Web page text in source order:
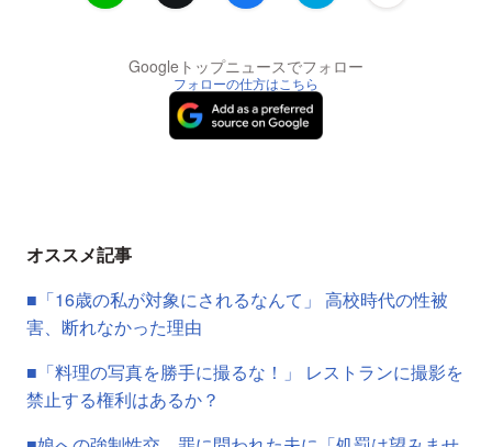
Googleトップニュースでフォロー
フォローの仕方はこちら
オススメ記事
■「16歳の私が対象にされるなんて」 高校時代の性被
害、断れなかった理由
■「料理の写真を勝手に撮るな！」 レストランに撮影を
禁止する権利はあるか？